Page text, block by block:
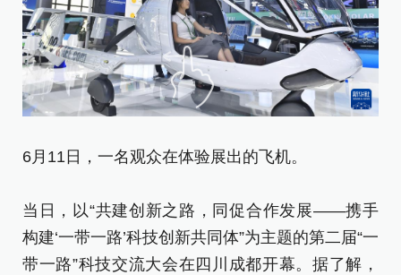
6月11日，一名观众在体验展出的飞机。
当日，以“共建创新之路，同促合作发展——携手
构建‘一带一路’科技创新共同体”为主题的第二届“一
带一路”科技交流大会在四川成都开幕。据了解，